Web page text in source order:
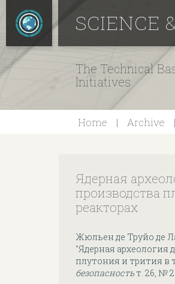
SCIENCE
The Technical
Initiatives
Home Archive
Ядерная
производства
реакторах
Жюльен де Труйо де
"Ядерная археология
плутония и трития в
безопасностьт. 26, №